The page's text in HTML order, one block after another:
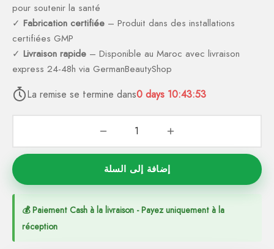
pour soutenir la santé
✓ Fabrication certifiée – Produit dans des installations
certifiées GMP
✓ Livraison rapide – Disponible au Maroc avec livraison
express 24-48h via GermanBeautyShop
La remise se termine dans0 days 10:43:52
إضافة إلى السلة
💰 Paiement Cash à la livraison - Payez uniquement à la
réception